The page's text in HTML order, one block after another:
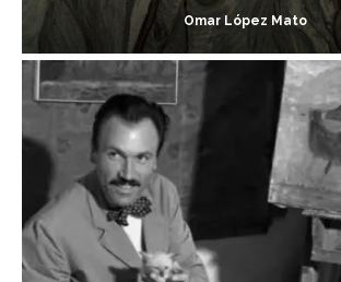
Omar López Mato